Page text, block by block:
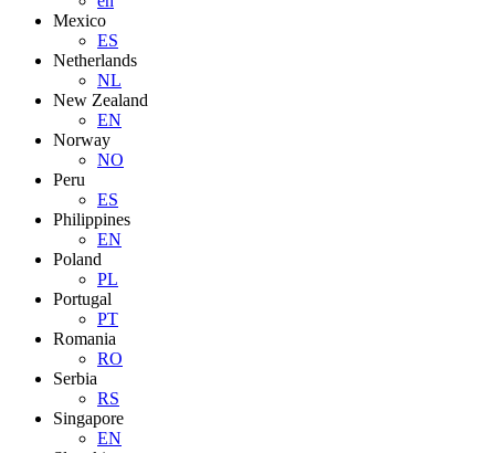
Mexico
ES
Netherlands
NL
New Zealand
EN
Norway
NO
Peru
ES
Philippines
EN
Poland
PL
Portugal
PT
Romania
RO
Serbia
RS
Singapore
EN